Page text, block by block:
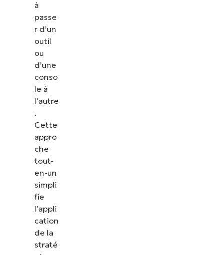
à
passe
r d’un
outil
ou
d’une
conso
le à
l’autre
.
Cette
appro
che
tout-
en-un
simpli
fie
l’appli
cation
de la
straté